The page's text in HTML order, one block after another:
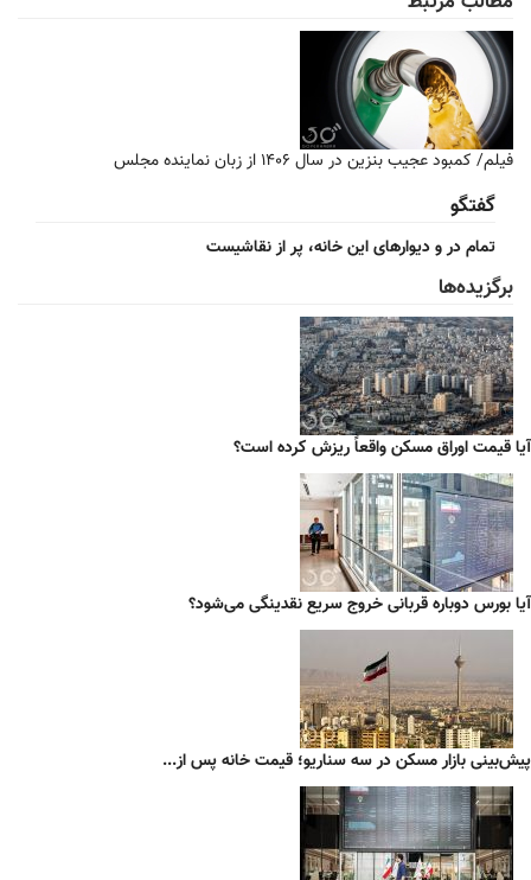
فیلم/ کمبود عجیب بنزین در سال ۱۴۰۶ از زبان نماینده مجلس
گفتگو
تمام در و دیوارهای این خانه، پر از نقاشیست
برگزیده‌ها
آیا قیمت اوراق مسکن واقعاً ریزش کرده است؟
آیا بورس دوباره قربانی خروج سریع نقدینگی می‌شود؟
پیش‌بینی بازار مسکن در سه سناریو؛ قیمت خانه پس از...